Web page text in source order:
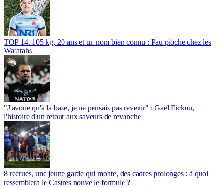
TOP 14. 105 kg, 20 ans et un nom bien connu : Pau pioche chez les
Waratahs
"J'avoue qu'à la base, je ne pensais pas revenir" : Gaël Fickou,
l'histoire d'un retour aux saveurs de revanche
8 recrues, une jeune garde qui monte, des cadres prolongés : à quoi
ressemblera le Castres nouvelle formule ?